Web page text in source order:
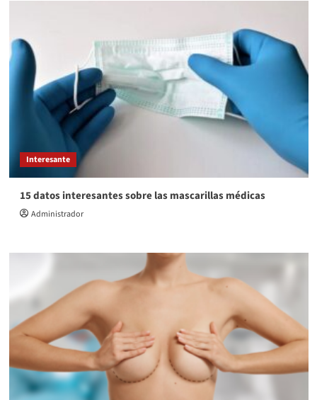
Interesante
15 datos interesantes sobre las mascarillas médicas
Administrador